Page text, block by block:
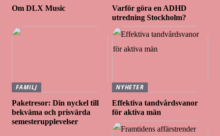
Om DLX Music
Varför göra en ADHD
utredning Stockholm?
FAMILJ
Paketresor: Din nyckel till
bekväma och prisvärda
semesterupplevelser
NYHETER
Effektiva tandvårdsvanor
för aktiva män